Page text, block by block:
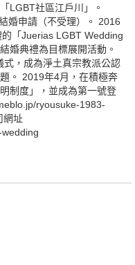
LGBT社區江戶川」。
婚申請（不受理）。 2016
「Juerias LGBT Wedding
婚典禮為目標展開活動。
，成為淨土真宗教派公認
。 2019年4月，在積極奔
制度」，並成為第一號登
ryousuke-1983-
網址